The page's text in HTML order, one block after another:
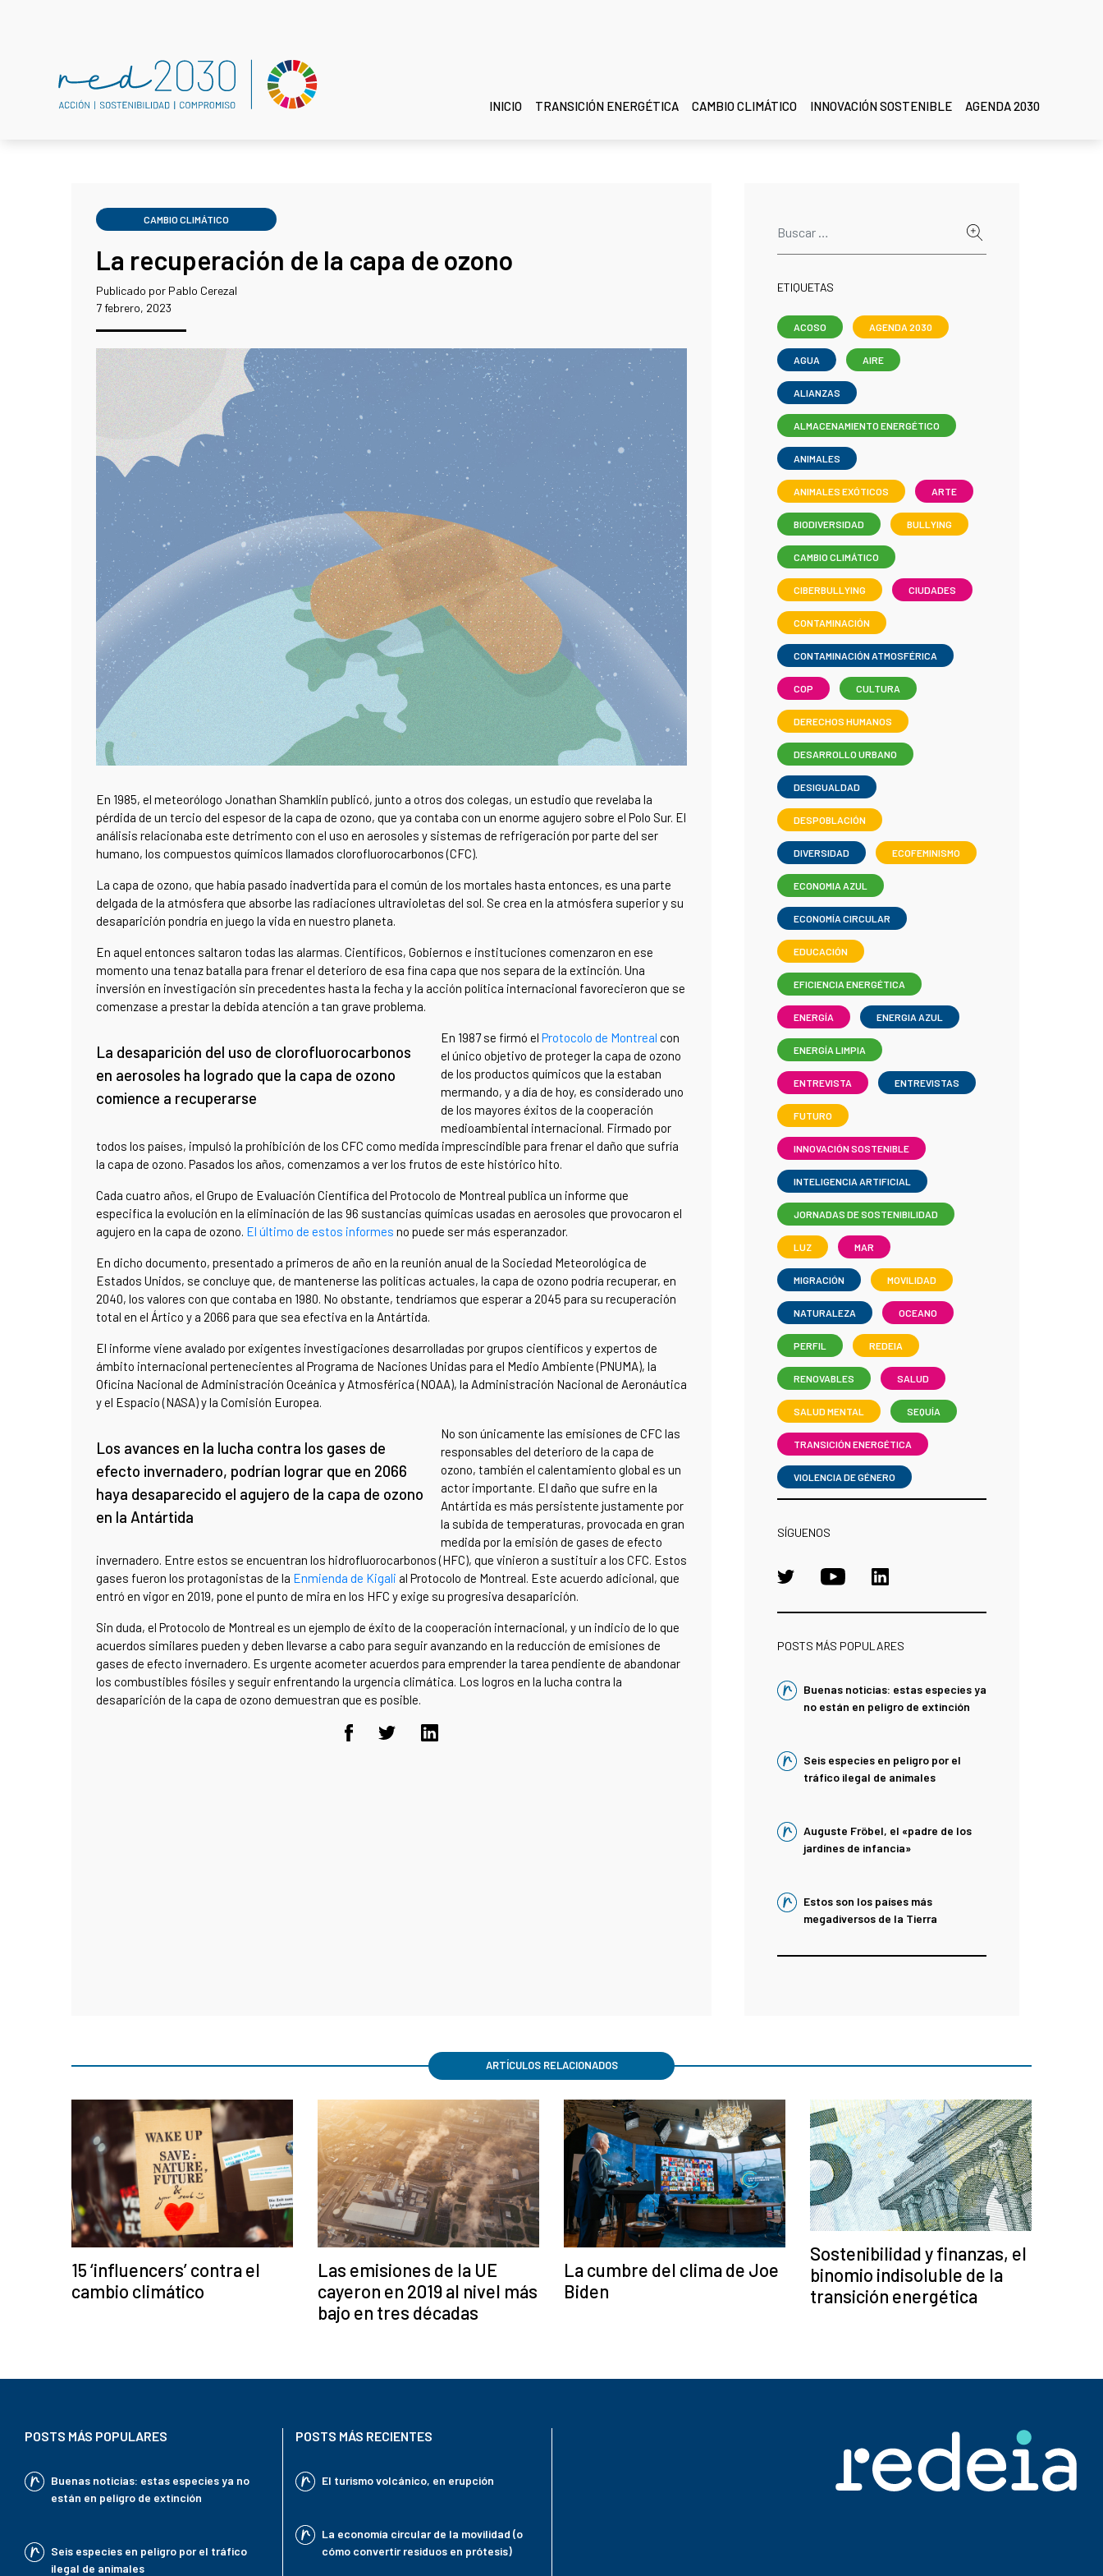
INICIO TRANSICIÓN ENERGÉTICA CAMBIO CLIMÁTICO INNOVACIÓN SOSTENIBLE AGENDA 2030
CAMBIO CLIMÁTICO
La recuperación de la capa de ozono
Publicado por Pablo Cerezal
7 febrero, 2023
En 1985, el meteorólogo Jonathan Shamklin publicó, junto a otros dos colegas, un estudio que revelaba la
pérdida de un tercio del espesor de la capa de ozono, que ya contaba con un enorme agujero sobre el Polo Sur. El
análisis relacionaba este detrimento con el uso en aerosoles y sistemas de refrigeración por parte del ser
humano, los compuestos químicos llamados clorofluorocarbonos (CFC).
La capa de ozono, que había pasado inadvertida para el común de los mortales hasta entonces, es una parte
delgada de la atmósfera que absorbe las radiaciones ultravioletas del sol. Se crea en la atmósfera superior y su
desaparición pondría en juego la vida en nuestro planeta.
En aquel entonces saltaron todas las alarmas. Científicos, Gobiernos e instituciones comenzaron en ese
momento una tenaz batalla para frenar el deterioro de esa fina capa que nos separa de la extinción. Una
inversión en investigación sin precedentes hasta la fecha y la acción política internacional favorecieron que se
comenzase a prestar la debida atención a tan grave problema.
La desaparición del uso de clorofluorocarbonos
en aerosoles ha logrado que la capa de ozono
comience a recuperarse
En 1987 se firmó el Protocolo de Montreal con
el único objetivo de proteger la capa de ozono
de los productos químicos que la estaban
mermando, y a día de hoy, es considerado uno
de los mayores éxitos de la cooperación
medioambiental internacional. Firmado por
todos los países, impulsó la prohibición de los CFC como medida imprescindible para frenar el daño que sufría
la capa de ozono. Pasados los años, comenzamos a ver los frutos de este histórico hito.
Cada cuatro años, el Grupo de Evaluación Científica del Protocolo de Montreal publica un informe que
especifica la evolución en la eliminación de las 96 sustancias químicas usadas en aerosoles que provocaron el
agujero en la capa de ozono. El último de estos informes no puede ser más esperanzador.
En dicho documento, presentado a primeros de año en la reunión anual de la Sociedad Meteorológica de
Estados Unidos, se concluye que, de mantenerse las políticas actuales, la capa de ozono podría recuperar, en
2040, los valores con que contaba en 1980. No obstante, tendríamos que esperar a 2045 para su recuperación
total en el Ártico y a 2066 para que sea efectiva en la Antártida.
El informe viene avalado por exigentes investigaciones desarrolladas por grupos científicos y expertos de
ámbito internacional pertenecientes al Programa de Naciones Unidas para el Medio Ambiente (PNUMA), la
Oficina Nacional de Administración Oceánica y Atmosférica (NOAA), la Administración Nacional de Aeronáutica
y el Espacio (NASA) y la Comisión Europea.
Los avances en la lucha contra los gases de
efecto invernadero, podrían lograr que en 2066
haya desaparecido el agujero de la capa de ozono
en la Antártida
No son únicamente las emisiones de CFC las
responsables del deterioro de la capa de
ozono, también el calentamiento global es un
actor importante. El daño que sufre en la
Antártida es más persistente justamente por
la subida de temperaturas, provocada en gran
medida por la emisión de gases de efecto
invernadero. Entre estos se encuentran los hidrofluorocarbonos (HFC), que vinieron a sustituir a los CFC. Estos
gases fueron los protagonistas de la Enmienda de Kigali al Protocolo de Montreal. Este acuerdo adicional, que
entró en vigor en 2019, pone el punto de mira en los HFC y exige su progresiva desaparición.
Sin duda, el Protocolo de Montreal es un ejemplo de éxito de la cooperación internacional, y un indicio de lo que
acuerdos similares pueden y deben llevarse a cabo para seguir avanzando en la reducción de emisiones de
gases de efecto invernadero. Es urgente acometer acuerdos para emprender la tarea pendiente de abandonar
los combustibles fósiles y seguir enfrentando la urgencia climática. Los logros en la lucha contra la
desaparición de la capa de ozono demuestran que es posible.
ETIQUETAS
ACOSO AGENDA 2030
AGUA AIRE
ALIANZAS
ALMACENAMIENTO ENERGÉTICO
ANIMALES
ANIMALES EXÓTICOS ARTE
BIODIVERSIDAD BULLYING
CAMBIO CLIMÁTICO
CIBERBULLYING CIUDADES
CONTAMINACIÓN
CONTAMINACIÓN ATMOSFÉRICA
COP CULTURA
DERECHOS HUMANOS
DESARROLLO URBANO
DESIGUALDAD
DESPOBLACIÓN
DIVERSIDAD ECOFEMINISMO
ECONOMIA AZUL
ECONOMÍA CIRCULAR
EDUCACIÓN
EFICIENCIA ENERGÉTICA
ENERGÍA ENERGIA AZUL
ENERGÍA LIMPIA
ENTREVISTA ENTREVISTAS
FUTURO
INNOVACIÓN SOSTENIBLE
INTELIGENCIA ARTIFICIAL
JORNADAS DE SOSTENIBILIDAD
LUZ MAR
MIGRACIÓN MOVILIDAD
NATURALEZA OCEANO
PERFIL REDEIA
RENOVABLES SALUD
SALUD MENTAL SEQUÍA
TRANSICIÓN ENERGÉTICA
VIOLENCIA DE GÉNERO
SÍGUENOS
POSTS MÁS POPULARES
Buenas noticias: estas especies ya
no están en peligro de extinción
Seis especies en peligro por el
tráfico ilegal de animales
Auguste Fröbel, el «padre de los
jardines de infancia»
Estos son los países más
megadiversos de la Tierra
ARTÍCULOS RELACIONADOS
15 ‘influencers’ contra el
cambio climático
Las emisiones de la UE
cayeron en 2019 al nivel más
bajo en tres décadas
La cumbre del clima de Joe
Biden
Sostenibilidad y finanzas, el
binomio indisoluble de la
transición energética
POSTS MÁS POPULARES
Buenas noticias: estas especies ya no
están en peligro de extinción
Seis especies en peligro por el tráfico
ilegal de animales
POSTS MÁS RECIENTES
El turismo volcánico, en erupción
La economía circular de la movilidad (o
cómo convertir residuos en prótesis)